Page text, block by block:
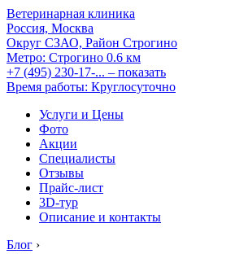
Ветеринарная клиника
Россия, Москва
Округ СЗАО, Район Строгино
Метро: Строгино 0.6 км
+7 (495) 230-17-... – показать
Время работы: Круглосуточно
Услуги и Цены
Фото
Акции
Специалисты
Отзывы
Прайс-лист
3D-тур
Описание и контакты
Блог ›